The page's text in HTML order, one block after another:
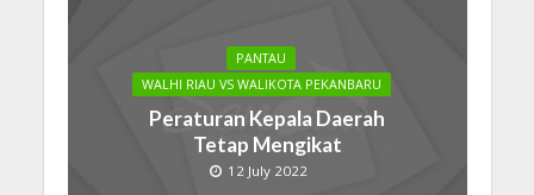
PANTAU
WALHI RIAU VS WALIKOTA PEKANBARU
Peraturan Kepala Daerah
Tetap Mengikat
12 July 2022